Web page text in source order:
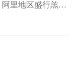
里地区盛行羔皮
特,其模仿孔雀
上镶带圆形花纹
圆形花纹的棕蓝